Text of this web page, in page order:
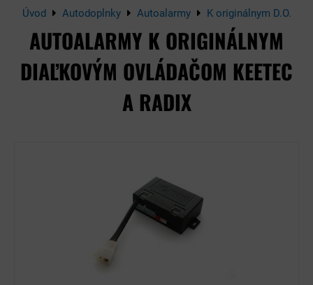
Úvod Autodoplnky Autoalarmy K originálnym D.O.
AUTOALARMY K ORIGINÁLNYM
DIAĽKOVÝM OVLÁDAČOM KEETEC
A RADIX